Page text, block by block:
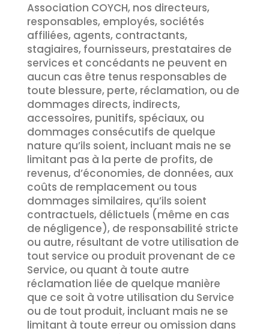
Association COYCH, nos directeurs,
responsables, employés, sociétés
affiliées, agents, contractants,
stagiaires, fournisseurs, prestataires de
services et concédants ne peuvent en
aucun cas être tenus responsables de
toute blessure, perte, réclamation, ou de
dommages directs, indirects,
accessoires, punitifs, spéciaux, ou
dommages consécutifs de quelque
nature qu’ils soient, incluant mais ne se
limitant pas à la perte de profits, de
revenus, d’économies, de données, aux
coûts de remplacement ou tous
dommages similaires, qu’ils soient
contractuels, délictuels (même en cas
de négligence), de responsabilité stricte
ou autre, résultant de votre utilisation de
tout service ou produit provenant de ce
Service, ou quant à toute autre
réclamation liée de quelque manière
que ce soit à votre utilisation du Service
ou de tout produit, incluant mais ne se
limitant à toute erreur ou omission dans